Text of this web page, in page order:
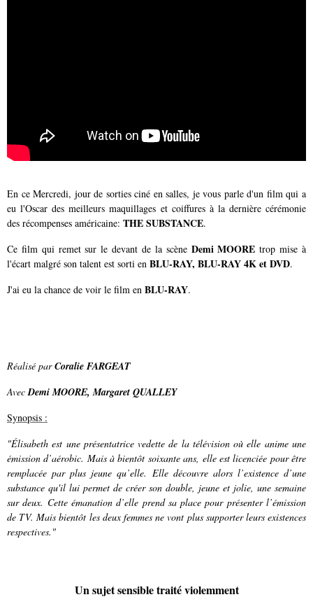
En ce Mercredi, jour de sorties ciné en salles, je vous parle d'un film qui a
eu l'Oscar des meilleurs maquillages et coiffures à la dernière cérémonie
des récompenses américaine: THE SUBSTANCE.
Ce film qui remet sur le devant de la scène Demi MOORE trop mise à
l'écart malgré son talent est sorti en BLU-RAY, BLU-RAY 4K et DVD.
J'ai eu la chance de voir le film en BLU-RAY.
Réalisé parCoralie FARGEAT
Avec Demi MOORE, Margaret QUALLEY
Synopsis :
"Élisabeth est une présentatrice vedette de la télévision où elle anime une
émission d’aérobic. Mais à bientôt soixante ans, elle est licenciée pour être
remplacée par plus jeune qu’elle. Elle découvre alors l’existence d’une
substance qu'il lui permet de créer son double, jeune et jolie, une semaine
sur deux. Cette émanation d’elle prend sa place pour présenter l’émission
de TV. Mais bientôt les deux femmes ne vont plus supporter leurs existences
respectives."
Un sujet sensible traité violemment